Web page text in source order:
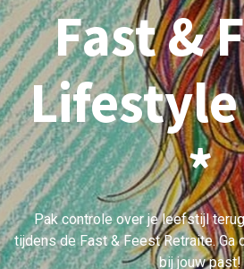
Fast &
*
Pak controle over je leefstijl
tijdens de Fast & Feest Retraite. Ga
bij jouw past!